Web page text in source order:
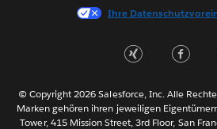
한국어
Português
ไทย
Ihre
© Copyright 2026 Salesforce, Inc. Alle
Marken gehören ihren jeweiligen
Tower, 415 Mission Street, 3rd Floor, San